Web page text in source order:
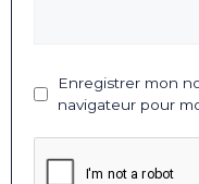
Enregistrer mon
navigateur pour